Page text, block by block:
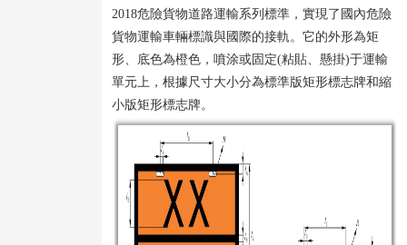
2018危險貨物道路運輸系列標準，實現了國內危險
貨物運輸車輛標識與國際的接軌。它的外形為矩
形、底色為橙色，噴涂或固定(粘貼、懸掛)于運輸
單元上，根據尺寸大小分為標準版矩形標志牌和縮
小版矩形標志牌。